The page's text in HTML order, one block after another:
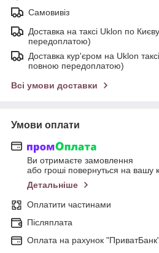
Самовивіз
Доставка на таксі Uklon по
передоплатою)
Доставка кур'єром на Uklon
повною передоплатою)
Всі умови доставки
Умови оплати
Ви отримаєте замовлення
або гроші повернуться на вашу
Детальніше
Оплатити частинами
Післяплата
Оплата на рахунок